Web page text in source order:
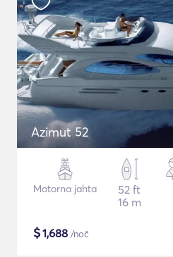
Azimut 52
Motorna jahta
52 ft
16 m
$1,688 /noč